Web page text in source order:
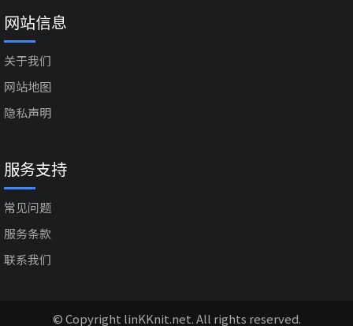
网站信息
关于我们
网站地图
隐私声明
服务支持
常见问题
服务条款
联系我们
© Copyright linKKnit.net. All rights reserved.